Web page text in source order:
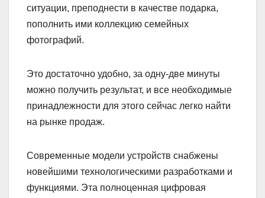
ситуации, преподнести в качестве подарка,
пополнить ими коллекцию семейных
фотографий.
Это достаточно удобно, за одну-две минуты
можно получить результат, и все необходимые
принадлежности для этого сейчас легко найти
на рынке продаж.
Современные модели устройств снабжены
новейшими технологическими разработками и
функциями. Эта полноценная цифровая